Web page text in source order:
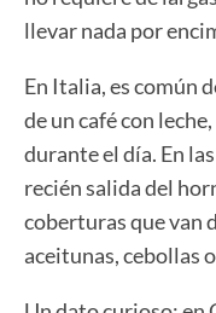
llevar nada por
En Italia, es común
de un café con
durante el día. En
recién salida del
coberturas que van
aceitunas, cebollas